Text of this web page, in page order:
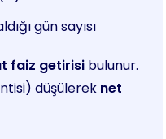
gün sayısı
faiz getirisi bulunur.
düşülerek net